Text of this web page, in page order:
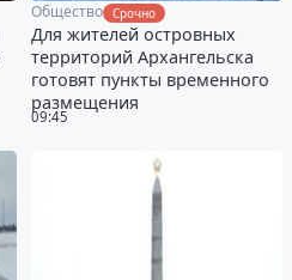
09:45
Общество Срочно
Для жителей островных
территорий Архангельска
готовят пункты временного
размещения